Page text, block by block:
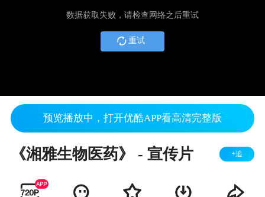
数据获取失败，请检查网络之后重试
重试
预览播放中，打开优酷APP看高清完整版
《湘雅生物医药》 - 宣传片 +追